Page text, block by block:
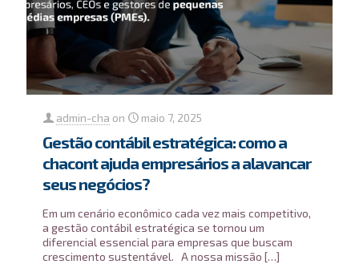
admin-cha on maio 7, 2025
Gestão contábil estratégica: como a
chacont ajuda empresários a alavancar
seus negócios?
Em um cenário econômico cada vez mais competitivo,
a gestão contábil estratégica se tornou um
diferencial essencial para empresas que buscam
crescimento sustentável. A nossa missão […]